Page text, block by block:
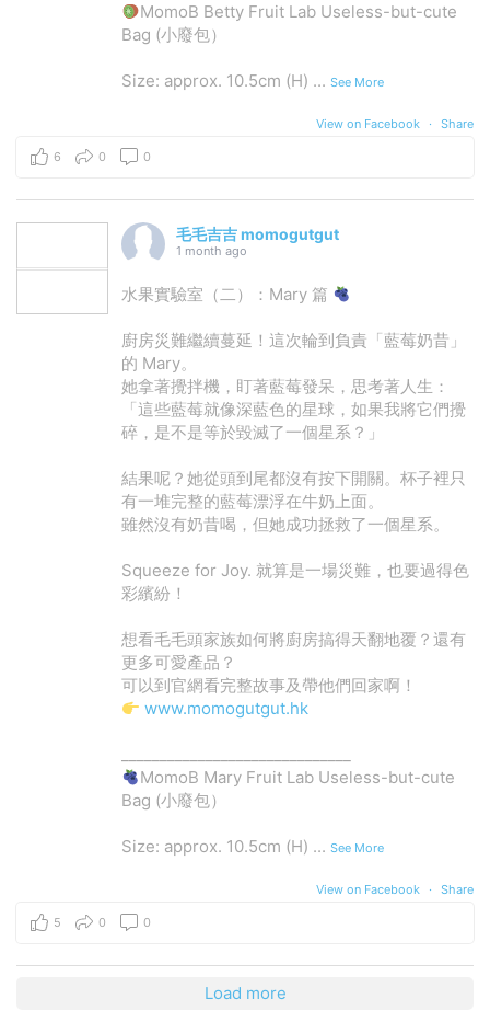
MomoB Betty Fruit Lab Useless-but-cute
Bag (小廢包）
Size: approx. 10.5cm (H) ...See More
View on Facebook · Share
6 0 0
毛毛吉吉 momogutgut
1 month ago
水果實驗室（二）：Mary 篇
廚房災難繼續蔓延！這次輪到負責「藍莓奶昔」
的 Mary。
她拿著攪拌機，盯著藍莓發呆，思考著人生：
「這些藍莓就像深藍色的星球，如果我將它們攪
碎，是不是等於毀滅了一個星系？」
結果呢？她從頭到尾都沒有按下開關。杯子裡只
有一堆完整的藍莓漂浮在牛奶上面。
雖然沒有奶昔喝，但她成功拯救了一個星系。
Squeeze for Joy. 就算是一場災難，也要過得色
彩繽紛！
想看毛毛頭家族如何將廚房搞得天翻地覆？還有
更多可愛產品？
可以到官網看完整故事及帶他們回家啊！
www.momogutgut.hk
MomoB Mary Fruit Lab Useless-but-cute
Bag (小廢包）
Size: approx. 10.5cm (H) ...See More
View on Facebook · Share
5 0 0
Load more